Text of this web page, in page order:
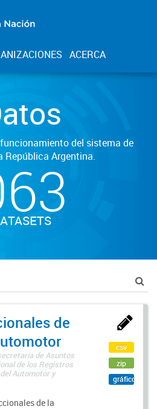
ACERCA
del sistema de
República Argentina.
de
de Asuntos
de los Registros
Automotor y
de la
csv
zip
gráfico